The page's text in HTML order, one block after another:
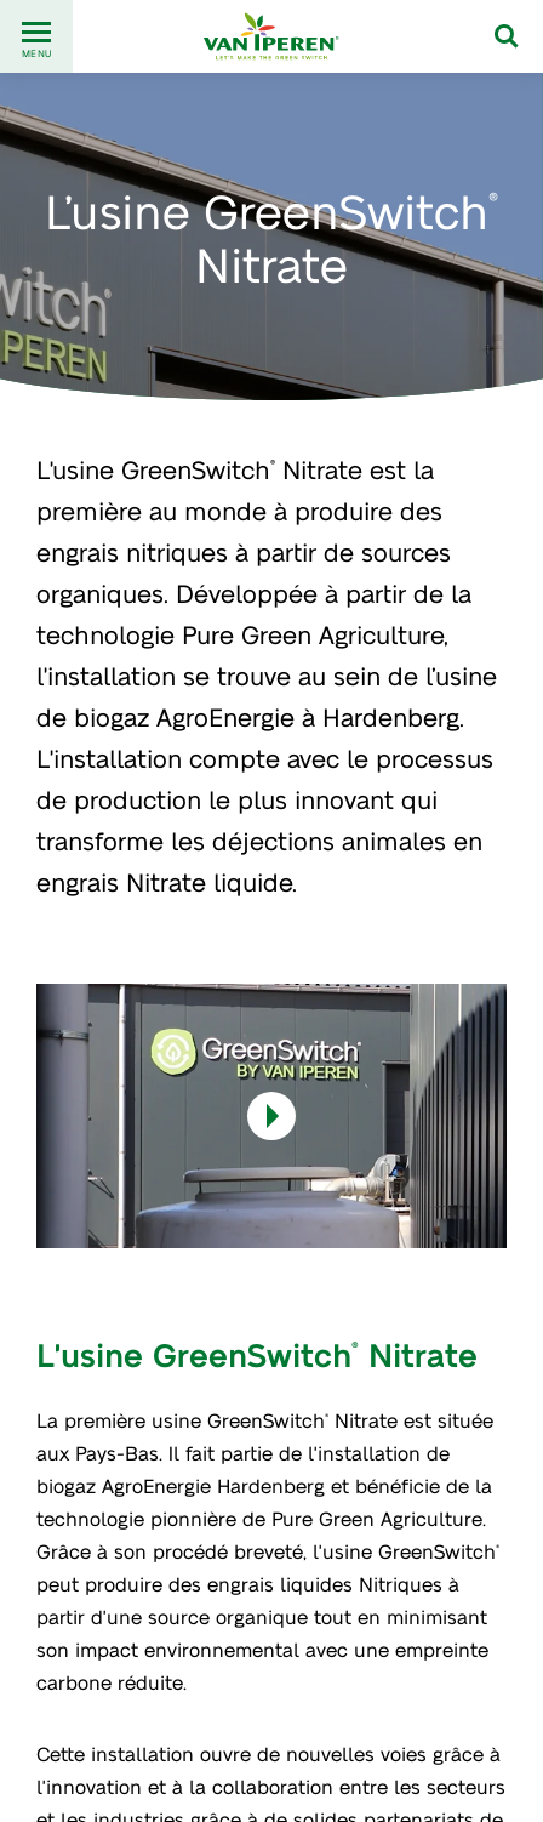
content
Back
to
MENU
L’usine GreenSwitch®
Nitrate
L'usine GreenSwitch ®
Nitrate est la
première au monde à produire des
engrais nitriques à partir de sources
organiques. Développée à partir de la
technologie Pure Green Agriculture,
l'installation se trouve au sein de l’usine
de biogaz AgroEnergie à Hardenberg.
L'installation compte avec le processus
de production le plus innovant qui
transforme les déjections animales en
engrais Nitrate liquide.
L'usine GreenSwitch® Nitrate
La première usine GreenSwitch®
Nitrate est située
aux Pays-Bas. Il fait partie de l'installation de
biogaz AgroEnergie Hardenberg et bénéficie de la
technologie pionnière de Pure Green Agriculture.
Grâce à son procédé breveté, l'usine GreenSwitch®
peut produire des engrais liquides Nitriques à
partir d'une source organique tout en minimisant
son impact environnemental avec une empreinte
carbone réduite.
Cette installation ouvre de nouvelles voies grâce à
l'innovation et à la collaboration entre les secteurs